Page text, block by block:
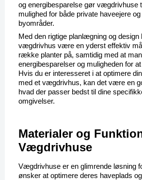
og energibesparelse gør vægdrivhuse
mulighed for både private haveejere
byområder.
Med den rigtige planlægning og design
vægdrivhus være en yderst effektiv
række planter på, samtidig med at
energibesparelser og muligheden for
Hvis du er interesseret i at optimere
med et vægdrivhus, kan det være en
hvad der passer bedst til dine
omgivelser.
Materialer og
Vægdrivhuse
Vægdrivhuse er en glimrende løsning
ønsker at optimere deres haveplads